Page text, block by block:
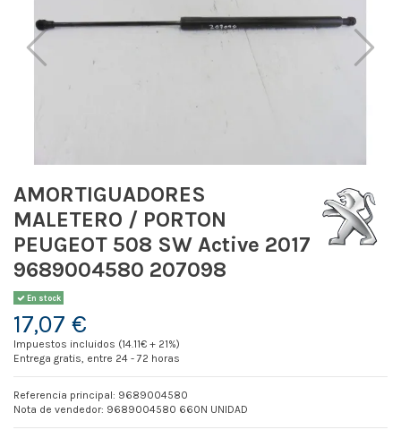
AMORTIGUADORES
MALETERO / PORTON
PEUGEOT 508 SW Active 2017
9689004580 207098
En stock
17,07 €
Impuestos incluidos (14.11€ + 21%)
Entrega gratis, entre 24 - 72 horas
Referencia principal: 9689004580
Nota de vendedor: 9689004580 660N UNIDAD